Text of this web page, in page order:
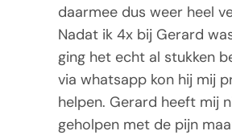
daarmee dus weer heel
Nadat ik 4x bij Gerard
ging het echt al stukken
via whatsapp kon hij mij
helpen. Gerard heeft mij
geholpen met de pijn